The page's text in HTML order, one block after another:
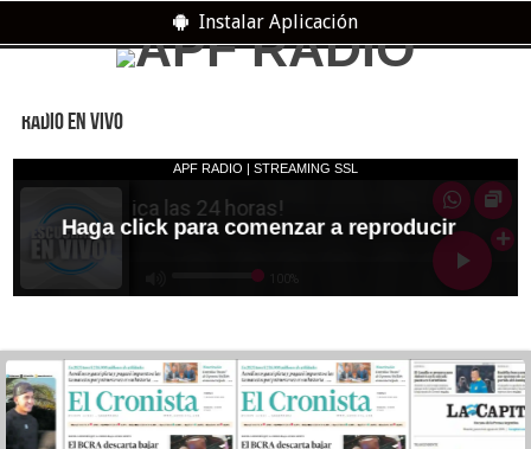
Instalar Aplicación
RADIO EN VIVO